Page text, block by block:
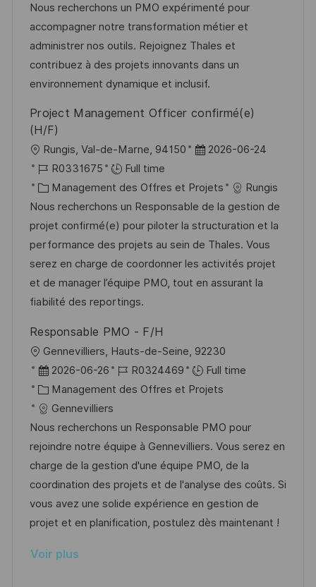
l
i
s
a
t
o
e
d
’
a
f
i
a
é
r
e
n
c
d
o
e
t
é
g
o
r
e
Nous recherchons un PMO expérimenté pour
accompagner notre transformation métier et
administrer nos outils. Rejoignez Thales et
contribuez à des projets innovants dans un
environnement dynamique et inclusif.
Project Management Officer confirmé(e)
(H/F)
o
c
a
l
i
s
a
t
o
n
Rungis, Val-de-Marne, 94150
D
t
e
d
’
a
f
h
a
g
2026-06-24
R
é
f
é
r
e
n
c
d
u
p
o
s
t
e
R0331675
Full time
C
a
t
é
g
o
r
e
Management des Offres et Projets
Rungis
Nous recherchons un Responsable de la gestion de
projet confirmé(e) pour piloter la structuration et la
performance des projets au sein de Thales. Vous
serez en charge de coordonner les activités projet
et de manager l’équipe PMO, tout en assurant la
fiabilité des reportings.
Responsable PMO - F/H
o
c
a
l
i
s
a
t
i
n
Gennevilliers, Hauts-de-Seine, 92230
D
a
t
e
d
’
a
f
f
c
2026-06-26
R
é
é
r
e
n
c
e
R0324469
Full time
C
a
t
é
g
o
r
i
Management des Offres et Projets
Gennevilliers
Nous recherchons un Responsable PMO pour
rejoindre notre équipe à Gennevilliers. Vous serez en
charge de la gestion d'une équipe PMO, de la
coordination des projets et de l'analyse des coûts. Si
vous avez une solide expérience en gestion de
projet et en planification, postulez dès maintenant !
Voir plus